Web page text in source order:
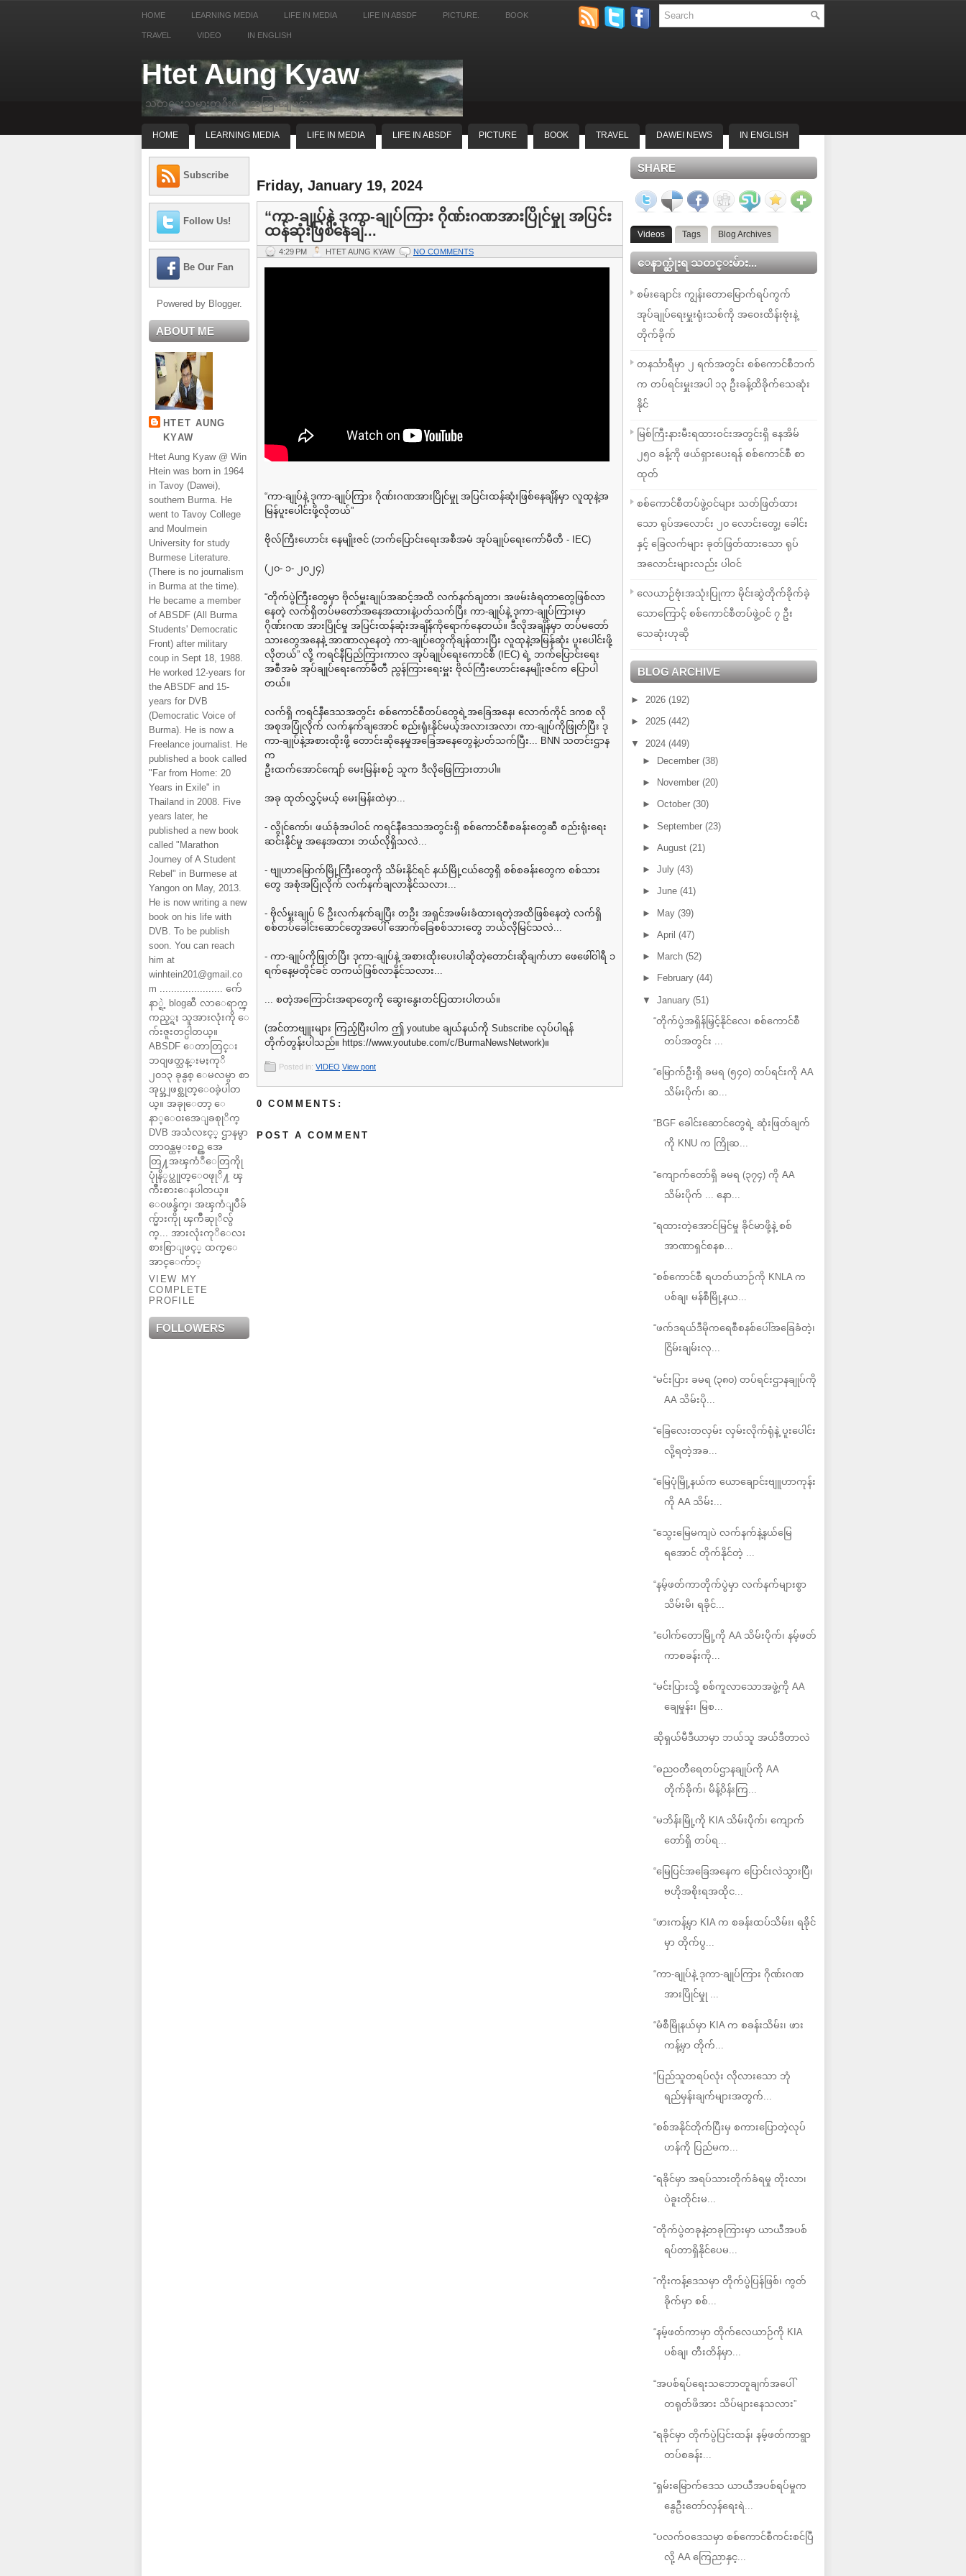
HOME LEARNING MEDIA LIFE IN MEDIA LIFE IN ABSDF PICTURE. BOOK
TRAVEL VIDEO IN ENGLISH
Htet Aung Kyaw
သတင္းသမားတဦးရဲ့ အေတြးအျမင္မ်ား
HOME LEARNING MEDIA LIFE IN MEDIA LIFE IN ABSDF PICTURE BOOK TRAVEL DAWEI NEWS IN ENGLISH
Subscribe
Follow Us!
Be Our Fan
Powered by Blogger.
ABOUT ME
HTET AUNG
KYAW
Htet Aung Kyaw @ Win
Htein was born in 1964
in Tavoy (Dawei),
southern Burma. He
went to Tavoy College
and Moulmein
University for study
Burmese Literature.
(There is no journalism
in Burma at the time).
He became a member
of ABSDF (All Burma
Students' Democratic
Front) after military
coup in Sept 18, 1988.
He worked 12-years for
the ABSDF and 15-
years for DVB
(Democratic Voice of
Burma). He is now a
Freelance journalist. He
published a book called
"Far from Home: 20
Years in Exile" in
Thailand in 2008. Five
years later, he
published a new book
called "Marathon
Journey of A Student
Rebel" in Burmese at
Yangon on May, 2013.
He is now writing a new
book on his life with
DVB. To be publish
soon. You can reach
him at
winhtein201@gmail.co
m ...................... က်ေ
နာ္ရဲ့ blogဆီ လာေရာက္ၾ
ကည့္ရႈ သူအားလုံးကို ေ
က်းဇူးတင္ပါတယ္။
ABSDF ေတာတြင္း
ဘ၀ျဖတ္သန္းမႈကုိ
၂၀၁၃ ခုနွစ္ ေမလမွာ စာ
အုပ္အျဖစ္ထုတ္ေ၀ခဲ့ပါတ
ယ္။ အခုုေတာ့ ေ
နာ္ေ၀းအေျခစုုိက္
DVB အသံလႊင့္ ဌာနမွာ
တာ၀န္ထမ္းစဥ္က အေ
တြ႔အၾကံဳေတြကိုု
ပုုံနိွပ္ထုုတ္ေ၀ဖုုိ႔ ၾ
ကိဳးစားေနပါတယ္။
ေ၀ဖန္ခ်က္၊ အၾကံျပဳခ်
က္မ်ားကိုု ၾကိဳဆုုိလ်ွ
က္... အားလုံးကုိေလး
စားစြာျဖင့္ ထက္ေ
အာင္ေက်ာ္
VIEW MY
COMPLETE
PROFILE
FOLLOWERS
Friday, January 19, 2024
“ကာ-ချုပ်နဲ့ ဒုကာ-ချုပ်ကြား ဂိုဏ်းဂဏအားပြိုင်မှုု အပြင်း
ထန်ဆုံးဖြစ်နေချိ...
4:29 PM HTET AUNG KYAW NO COMMENTS
“ကာ-ချုပ်နဲ့ ဒုကာ-ချုပ်ကြား ဂိုဏ်းဂဏအားပြိုင်မှုု အပြင်းထန်ဆုံးဖြစ်နေချိန်မှာ လူထုနဲ့အ
မြန်ပူးပေါင်းဖို့လိုတယ်”
ဗိုလ်ကြီးဟောင်း နေမျိုးဇင် (ဘက်ပြောင်းရေးအစီအမံ အုပ်ချုပ်ရေးကော်မီတီ - IEC)
(၂၀- ၁- ၂၀၂၄)
“တိုက်ပွဲကြီးတွေမှာ ဗိုလ်မှူးချုပ်အဆင့်အထိ လက်နက်ချတာ၊ အဖမ်းခံရတာတွေဖြစ်လာ
နေတဲ့ လက်ရှိတပ်မတော်အနေအထားနဲ့ပတ်သက်ပြီး ကာ-ချုပ်နဲ့ ဒုကာ-ချုပ်ကြားမှာ
ဂိုဏ်းဂဏ အားပြိုင်မှု အပြင်းထန်ဆုံးအချိန်ကိုရောက်နေတယ်။ ဒီလိုအချိန်မှာ တပ်မတော်
သားတွေအနေနဲ့ အာဏာလုနေတဲ့ ကာ-ချုပ်တွေကိုချန်ထားပြီး လူထုနဲ့အမြန်ုဆုံး ပူးပေါင်းဖို့
လိုတယ်” လို့ ကရင်နီပြည်ကြားကာလ အုပ်ချုပ်ရေးကောင်စီ (IEC) ရဲ့ ဘက်ပြောင်းရေး
အစီအမံ အုပ်ချုပ်ရေးကော်မီတီ ညွန်ကြားရေးမှူး ဗိုလ်ကြီးဟောင်းနေမျိုးဇင်က ပြောပါ
တယ်။
လက်ရှိ ကရင်နီဒေသအတွင်း စစ်ကောင်စီတပ်တွေရဲ့အခြေအနေ၊ လောက်ကိုင် ဒကစ လို
အစုအပြုံလိုက် လက်နက်ချအောင် စည်းရုံးနိုင်မယ့်အလားအလာ၊ ကာ-ချုပ်ကိုဖြုတ်ပြီး ဒု
ကာ-ချုပ်နဲ့အစားထိုးဖို့ တောင်းဆိုနေမှုအခြေအနေတွေနဲ့ပတ်သက်ပြီး... BNN သတင်းဌာန
က
ဦးထက်အောင်ကျော် မေးမြန်းစဉ် သူက ဒီလိုဖြေကြားတာပါ။
အခု ထုတ်လွှင့်မယ့် မေးမြန်းထဲမှာ...
- လွိုင်ကော်၊ ဖယ်ခုံအပါဝင် ကရင်နီဒေသအတွင်းရှိ စစ်ကောင်စီစခန်းတွေဆီ စည်းရုံးရေး
ဆင်းနိုင်မှု အနေအထား ဘယ်လိုရှိသလဲ...
- ဗျုဟာမြောက်မြို့ကြီးတွေကို သိမ်းနိုင်ရင် နယ်မြို့ငယ်တွေရှိ စစ်စခန်းတွေက စစ်သား
တွေ အစုံအပြုံလိုက် လက်နက်ချလာနိုင်သလား...
- ဗိုလ်မှူးချုပ် ၆ ဦးလက်နက်ချပြီး တဦး အရှင်အဖမ်းခံထားရတဲ့အထိဖြစ်နေတဲ့ လက်ရှိ
စစ်တပ်ခေါင်းဆောင်တွေအပေါ် အောက်ခြေစစ်သားတွေ ဘယ်လိုမြင်သလဲ...
- ကာ-ချုပ်ကိုဖြုတ်ပြီး ဒုကာ-ချုပ်နဲ့ အစားထိုးပေးပါဆိုတဲ့တောင်းဆိုချက်ဟာ ဖေဖေါ်ဝါရီ ၁
ရက်နေ့မတိုင်ခင် တကယ်ဖြစ်လာနိုင်သလား...
... စတဲ့အကြောင်းအရာတွေကို ဆွေးနွေးတင်ပြထားပါတယ်။
(အင်တာဗျူးများ ကြည့်ပြီးပါက ဤ youtube ချယ်နယ်ကို Subscribe လုပ်ပါရန်
တိုက်တွန်းပါသည်။ https://www.youtube.com/c/BurmaNewsNetwork)။
Posted in: VIDEO View pont
0 COMMENTS:
POST A COMMENT
SHARE
Videos Tags Blog Archives
ေနာက္ဆုံးရ သတင္းမ်ား...
စမ်းချောင်း ကျွန်းတောမြောက်ရပ်ကွက်
အုပ်ချုပ်ရေးမှူးရုံးသစ်ကို အဝေးထိန်းဗုံးနဲ့
တိုက်ခိုက်
တနင်္သာရီမှာ ၂ ရက်အတွင်း စစ်ကောင်စီဘက်
က တပ်ရင်းမှူးအပါ ၁၃ ဦးခန့်ထိခိုက်သေဆုံး
နိုင်
မြစ်ကြီးနားမီးရထားဝင်းအတွင်းရှိ နေအိမ်
၂၅၀ ခန့်ကို ဖယ်ရှားပေးရန် စစ်ကောင်စီ စာ
ထုတ်
စစ်ကောင်စီတပ်ဖွဲ့ဝင်များ သတ်ဖြတ်ထား
သော ရုပ်အလောင်း ၂၀ လောင်းတွေ့၊ ခေါင်း
နှင့် ခြေလက်များ ခုတ်ဖြတ်ထားသော ရုပ်
အလောင်းများလည်း ပါဝင်
လေယာဉ်ဗုံးအသုံးပြုကာ မိုင်းဆွဲတိုက်ခိုက်ခဲ့
သောကြောင့် စစ်ကောင်စီတပ်ဖွဲ့ဝင် ၇ ဦး
သေဆုံးဟုဆို
BLOG ARCHIVE
► 2026 (192)
► 2025 (442)
▼ 2024 (449)
►
December (38)
► November (20)
► October (30)
► September (23)
► August (21)
► July (43)
► June (41)
► May (39)
► April (47)
► March (52)
► February (44)
▼ January (51)
“တိုက်ပွဲအရှိန်မြှင့်နိုင်လေ၊ စစ်ကောင်စီ
တပ်အတွင်း ...
“မြောက်ဦးရှိ ခမရ (၅၄၀) တပ်ရင်းကို AA
သိမ်းပိုက်၊ ဆ...
“BGF ခေါင်းဆောင်တွေရဲ့ ဆုံးဖြတ်ချက်
ကို KNU က ကြိုဆ...
“ကျောက်တော်ရှိ ခမရ (၃၇၄) ကို AA
သိမ်းပိုက် ... နော...
“ရထားတဲ့အောင်မြင်မှု ခိုင်မာဖို့နဲ့ စစ်
အာဏာရှင်စနစ...
“စစ်ကောင်စီ ရဟတ်ယာဉ်ကို KNLA က
ပစ်ချ၊ မန်စီမြို့နယ...
“ဖက်ဒရယ်ဒီမိုကရေစီစနစ်ပေါ်အခြေခံတဲ့၊
ငြိမ်းချမ်းလု...
“မင်းပြား ခမရ (၃၈၀) တပ်ရင်းဌာနချုပ်ကို
AA သိမ်းပို...
“ခြေလေးတလှမ်း လှမ်းလိုက်ရုံနဲ့ ပူးပေါင်း
လို့ရတဲ့အခ...
“မြေပုံမြို့နယ်က ယောချောင်းဗျူဟာကုန်း
ကို AA သိမ်း...
“သွေးမြေမကျပဲ လက်နက်နဲ့နယ်မြေ
ရအောင် တိုက်နိုင်တဲ့ ...
“နမ့်ဖတ်ကာတိုက်ပွဲမှာ လက်နက်များစွာ
သိမ်းမိ၊ ရခိုင်...
”ပေါက်တောမြို့ကို AA သိမ်းပိုက်၊ နမ့်ဖတ်
ကာစခန်းကို...
“မင်းပြားသို့ စစ်ကူလာသောအဖွဲ့ကို AA
ချေမှုန်း၊ မြစ...
ဆိုရှယ်မီဒီယာမှာ ဘယ်သူ အယ်ဒီတာလဲ
“ဓညဝတီရေတပ်ဌာနချုပ်ကို AA
တိုက်ခိုက်၊ မိန့်ဝိန်းကြ...
“မဘိန်းမြို့ကို KIA သိမ်းပိုက်၊ ကျောက်
တော်ရှိ တပ်ရ...
“မြေပြင်အခြေအနေက ပြောင်းလဲသွားပြီ၊
ဗဟိုအစိုးရအထိုင...
“ဖားကန့်မှာ KIA က စခန်းထပ်သိမ်း၊ ရခိုင်
မှာ တိုက်ပွ...
“ကာ-ချုပ်နဲ့ ဒုကာ-ချုပ်ကြား ဂိုဏ်းဂဏ
အားပြိုင်မှုု ...
“မံစီမြိုနယ်မှာ KIA က စခန်းသိမ်း၊ ဖား
ကန့်မှာ တိုက်...
“ပြည်သူတရပ်လုံး လိုလားသော ဘုံ
ရည်မှန်းချက်များအတွက်...
“စစ်အနိုင်တိုက်ပြီးမှ စကားပြောတဲ့လုပ်
ဟန်ကို ပြည်မက...
“ရခိုင်မှာ အရပ်သားတိုက်ခံရမှု တိုးလာ၊
ပဲခူးတိုင်းမ...
“တိုက်ပွဲတခုနဲ့တခုကြားမှာ ယာယီအပစ်
ရပ်တာရှိနိုင်ပေမ...
“ကိုးကန့်ဒေသမှာ တိုက်ပွဲပြန်ဖြစ်၊ ကွတ်
ခိုက်မှာ စစ်...
“နမ့်ဖတ်ကာမှာ တိုက်လေယာဉ်ကို KIA
ပစ်ချ၊ တီးတိန်မှာ...
“အပစ်ရပ်ရေးသဘောတူချက်အပေါ်
တရုတ်ဖိအား သိပ်များနေသလား”
“ရခိုင်မှာ တိုက်ပွဲပြင်းထန်၊ နမ့်ဖတ်ကာရွာ
တပ်စခန်း...
“ရှမ်းမြောက်ဒေသ ယာယီအပစ်ရပ်မှုက
နွေဦးတော်လှန်ရေးရဲ...
“ပလက်ဝဒေသမှာ စစ်ကောင်စီကင်းစင်ပြီ
လို့ AA ကြေညာနှင့...